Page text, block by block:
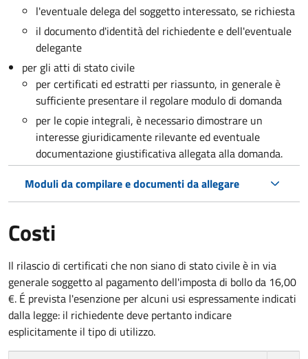
l'eventuale delega del soggetto interessato, se richiesta
il documento d'identità del richiedente e dell'eventuale
delegante
per gli atti di stato civile
per certificati ed estratti per riassunto, in generale è
sufficiente presentare il regolare modulo di domanda
per le copie integrali, è necessario dimostrare un
interesse giuridicamente rilevante ed eventuale
documentazione giustificativa allegata alla domanda.
Moduli da compilare e documenti da allegare
Costi
Il rilascio di certificati che non siano di stato civile è in via
generale soggetto al pagamento dell'imposta di bollo da 16,00
€. É prevista l'esenzione per alcuni usi espressamente indicati
dalla legge: il richiedente deve pertanto indicare
esplicitamente il tipo di utilizzo.